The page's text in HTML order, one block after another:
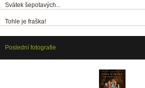
Svátek šepotavých...
Tohle je fraška!
Poslední fotografie